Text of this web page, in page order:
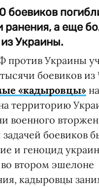
боевиков
ранения, а еще
Украины.
против Украины
боевиков из
«кадыровцы»
территорию
военного
боевиков
и геноцид
втором эшелоне
кадыровцы